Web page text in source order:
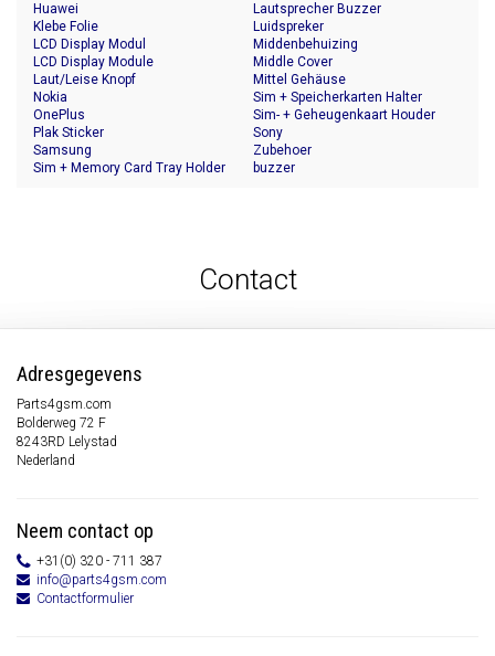
Huawei
Klebe Folie
LCD Display Modul
LCD Display Module
Laut/Leise Knopf
Lautsprecher Buzzer
Luidspreker
Middenbehuizing
Middle Cover
Mittel Gehäuse
Nokia
OnePlus
Plak Sticker
Samsung
Sim + Memory Card Tray Holder
Sim + Speicherkarten Halter
Sim- + Geheugenkaart Houder
Sony
Zubehoer
buzzer
Contact
Adresgegevens
Parts4gsm.com
Bolderweg 72 F
8243RD Lelystad
Nederland
Neem contact op
+31(0) 320 - 711 387
info@parts4gsm.com
Contactformulier